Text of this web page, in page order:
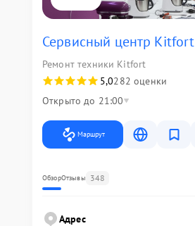
Сервисный центр Kitfort
Ремонт техники Kitfort
5,0282 оценки
Открыто до 21:00
Маршрут
ОбзорОтзывы 348
Адрес